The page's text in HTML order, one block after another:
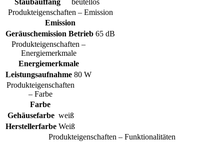
Produkteigenschaften – Emission
Emission
Geräuschemission Betrieb 65 dB
Produkteigenschaften –
Energiemerkmale
Energiemerkmale
Leistungsaufnahme 80 W
Produkteigenschaften
– Farbe
Farbe
Gehäusefarbe weiß
Herstellerfarbe Weiß
Produkteigenschaften – Funktionalitäten